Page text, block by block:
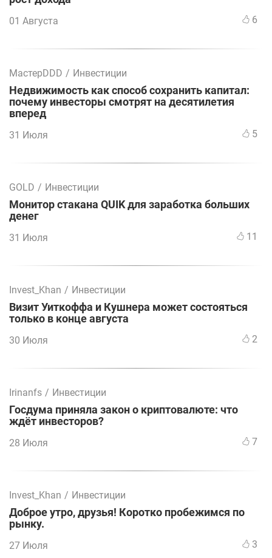
01 Августа 6
МастерDDD / Инвестиции
Недвижимость как способ сохранить капитал:
почему инвесторы смотрят на десятилетия
вперед
31 Июля 5
GOLD / Инвестиции
Монитор стакана QUIK для заработка больших
денег
31 Июля 11
Invest_Khan / Инвестиции
Визит Уиткоффа и Кушнера может состояться
только в конце августа
30 Июля 2
Irinanfs / Инвестиции
Госдума приняла закон о криптовалюте: что
ждёт инвесторов?
28 Июля 7
Invest_Khan / Инвестиции
Доброе утро, друзья! Коротко пробежимся по
рынку.
27 Июля 3